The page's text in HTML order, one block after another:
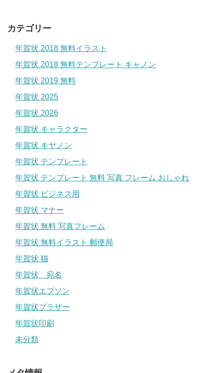
カテゴリー
年賀状 2018 無料イラスト
年賀状 2018 無料テンプレート キャノン
年賀状 2019 無料
年賀状 2025
年賀状 2026
年賀状 キャラクター
年賀状 キヤノン
年賀状 テンプレート
年賀状 テンプレート 無料 写真 フレーム おしゃれ
年賀状 ビジネス用
年賀状 マナー
年賀状 無料 写真フレーム
年賀状 無料イラスト 郵便局
年賀状 猫
年賀状 宛名
年賀状エプソン
年賀状ブラザー
年賀状印刷
未分類